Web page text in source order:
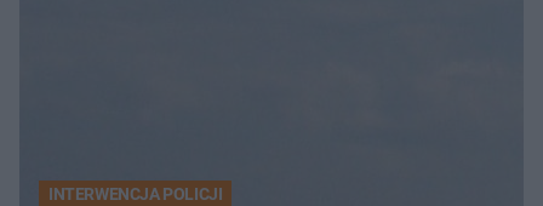
INTERWENCJA POLICJI